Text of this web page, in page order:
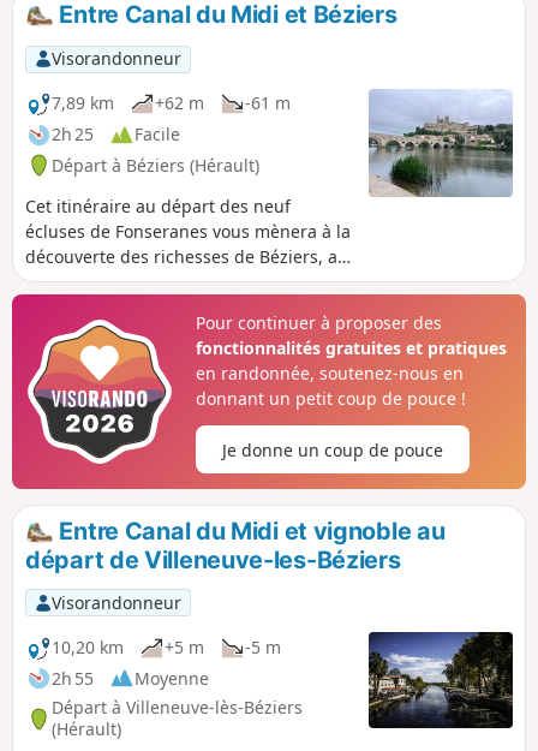
GR® 78, ou en Jaune/Bleu pour certains secteurs qui
permettent de profiter au mieux de pistes et sentiers non
goudronnés, plus proches du chemin historique : Camin
Romieu. Itinéraire proposé en cinq étapes : Capestang,
Pouzols Minervois, Rieux Minervois, Malves.
Entre Canal du Midi et Béziers
Visorandonneur
7,89 km
+62 m
-61 m
2h 25
Facile
Départ à Béziers (Hérault)
Cet itinéraire au départ des neuf
écluses de Fonseranes vous mènera à la
découverte des richesses de Béziers, au
fil du Canal du Midi et du fleuve Orb.
Pour continuer à proposer des
fonctionnalités gratuites et pratiques
en randonnée, soutenez-nous en
donnant un petit coup de pouce !
Je donne un coup de pouce
Entre Canal du Midi et vignoble au
départ de Villeneuve-les-Béziers
Visorandonneur
10,20 km
+5 m
-5 m
2h 55
Moyenne
Départ à Villeneuve-lès-Béziers
(Hérault)